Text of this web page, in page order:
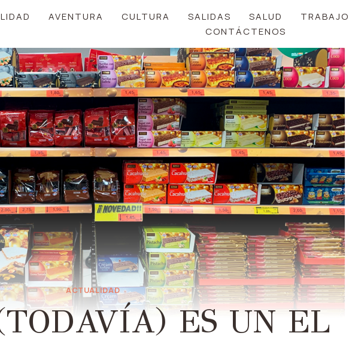
AVENTURA CULTURA SALIDAS SALUD TRABAJO
CONTÁCTENOS
ACTUALIDAD
ES UN EL